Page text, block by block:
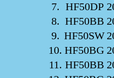
7. HF50DP
8. HF50BB
9. HF50SW
10. HF50BG
11. HF50BB